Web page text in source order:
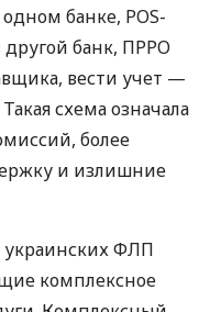
банке, POS-
банк, ПРРО
вести учет —
схема означала
более
и излишние
ФЛП
комплексное